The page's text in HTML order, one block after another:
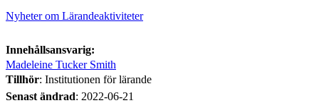
Nyheter om Lärandeaktiviteter
Innehållsansvarig:
Madeleine Tucker Smith
Tillhör: Institutionen för lärande
Senast ändrad: 2022-06-21